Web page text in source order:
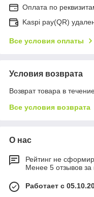
Оплата по
Kaspi pay(QR)
Все условия оплаты
Условия возврата
Возврат товара в
Все условия возврата
О нас
Рейтинг не
Менее 5 отзывов за
Работает с